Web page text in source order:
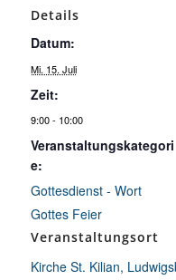
Details
Datum:
Mi. 15. Juli
Zeit:
9:00 - 10:00
Veranstaltungskategori
e:
Gottesdienst - Wort
Gottes Feier
Veranstaltungsort
Kirche St. Kilian,